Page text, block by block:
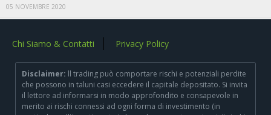
05 NOVEMBRE 2020
Chi Siamo & Contatti Privacy Policy
Disclaimer: ll trading può comportare rischi e potenziali perdite
che possono in taluni casi eccedere il capitale depositato. Si invita
il lettore ad informarsi in modo approfondito e consapevole in
merito ai rischi connessi ad ogni forma di investimento (in